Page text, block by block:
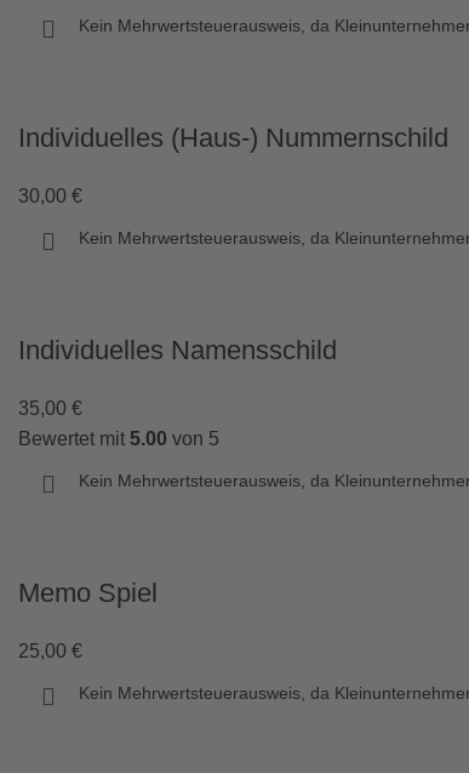
Kein Mehrwertsteuerausweis, da
Individuelles (Haus-) Nummernschild
30,00 €
Kein Mehrwertsteuerausweis, da
Individuelles Namensschild
35,00 €
Bewertet mit 5.00 von 5
Kein Mehrwertsteuerausweis, da
Memo Spiel
25,00 €
Kein Mehrwertsteuerausweis, da